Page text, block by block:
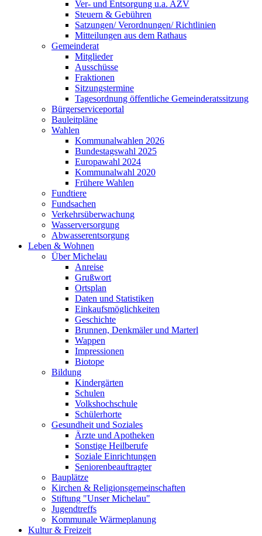
Ver- und Entsorgung u.a. AZV
Steuern & Gebühren
Satzungen/ Verordnungen/ Richtlinien
Mitteilungen aus dem Rathaus
Gemeinderat
Mitglieder
Ausschüsse
Fraktionen
Sitzungstermine
Tagesordnung öffentliche Gemeinderatssitzung
Bürgerserviceportal
Bauleitpläne
Wahlen
Kommunalwahlen 2026
Bundestagswahl 2025
Europawahl 2024
Kommunalwahl 2020
Frühere Wahlen
Fundtiere
Fundsachen
Verkehrsüberwachung
Wasserversorgung
Abwasserentsorgung
Leben & Wohnen
Über Michelau
Anreise
Grußwort
Ortsplan
Daten und Statistiken
Einkaufsmöglichkeiten
Geschichte
Brunnen, Denkmäler und Marterl
Wappen
Impressionen
Biotope
Bildung
Kindergärten
Schulen
Volkshochschule
Schülerhorte
Gesundheit und Soziales
Ärzte und Apotheken
Sonstige Heilberufe
Soziale Einrichtungen
Seniorenbeauftragter
Bauplätze
Kirchen & Religionsgemeinschaften
Stiftung "Unser Michelau"
Jugendtreffs
Kommunale Wärmeplanung
Kultur & Freizeit